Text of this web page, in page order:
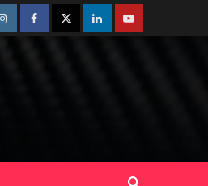
InstagramFacebookTwitterLinkedinYoutube